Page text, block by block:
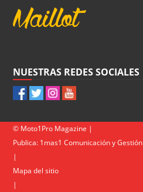
NUESTRAS REDES SOCIALES
© Moto1Pro Magazine |
Publica: 1mas1 Comunicación y Gestión
|
Mapa del sitio
|